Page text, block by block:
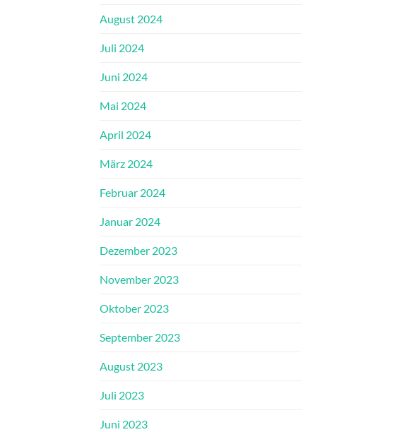
August 2024
Juli 2024
Juni 2024
Mai 2024
April 2024
März 2024
Februar 2024
Januar 2024
Dezember 2023
November 2023
Oktober 2023
September 2023
August 2023
Juli 2023
Juni 2023